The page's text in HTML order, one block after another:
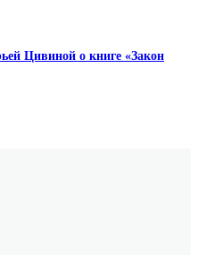
Цивиной о книге «Закон